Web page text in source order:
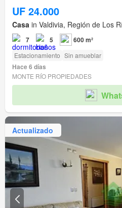
UF 24.000
Casa in Valdivia, Región de Los
7 5 600 m²
Estacionamiento Sin amueblar
Hace 6 días
MONTE RÍO PROPIEDADES
Actualizado